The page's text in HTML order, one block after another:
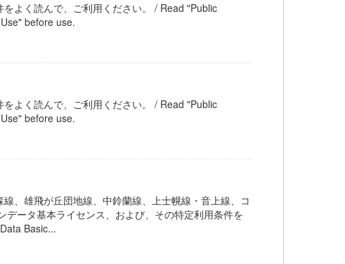
よく読んで、ご利用ください。 / Read "Public
before use.
よく読んで、ご利用ください。 / Read "Public
before use.
、雄飛が丘団地線、中鈴蘭線、上士幌線・音上線、コ
ータ基本ライセンス、および、その特定利用条件を
Basic...